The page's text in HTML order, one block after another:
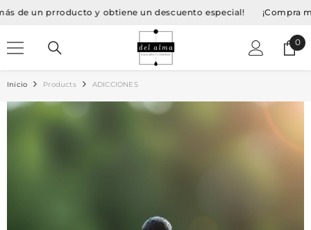
SALTAR AL CONTENIDO
un prroducto y obtiene un descuento especial! ¡Compra más
0
0
Inicio Products ADICCIONES